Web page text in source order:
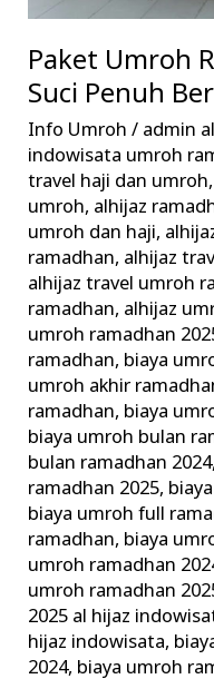
Paket Umroh
Suci Penuh
Info Umroh / admin
indowisata umroh
travel haji dan umroh,
umroh, alhijaz
umroh dan haji,
ramadhan, alhijaz
alhijaz travel umroh
ramadhan, alhijaz
umroh ramadhan
ramadhan, biaya
umroh akhir
ramadhan, biaya
biaya umroh bulan
bulan ramadhan 2024,
ramadhan 2025,
biaya umroh full
ramadhan, biaya
umroh ramadhan
umroh ramadhan
2025 al hijaz
hijaz indowisata,
2024, biaya umroh